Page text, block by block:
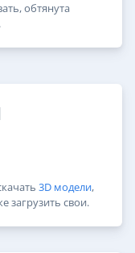
обтянута
3D модели,
загрузить свои.